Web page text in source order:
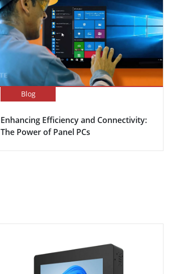
Blog
Enhancing Efficiency and Connectivity:
The Power of Panel PCs